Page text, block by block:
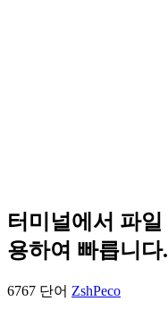
터미널에서 파
용하여 빠릅니다.
6767 단어 ZshPeco